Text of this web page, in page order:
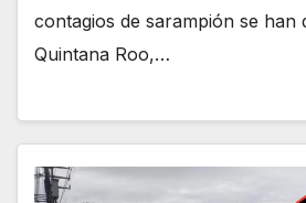
contagios de sarampión se han
Quintana Roo,…